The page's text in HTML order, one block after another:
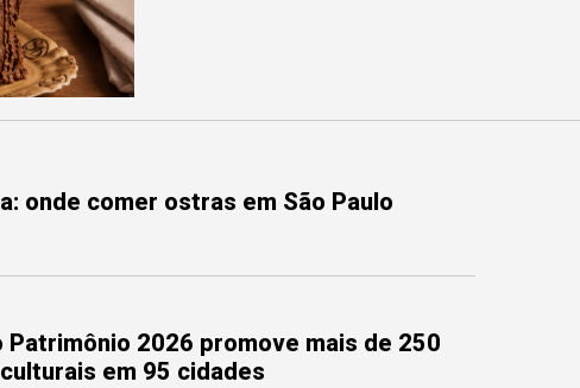
onde comer ostras em São Paulo
Patrimônio 2026 promove mais de 250
em 95 cidades